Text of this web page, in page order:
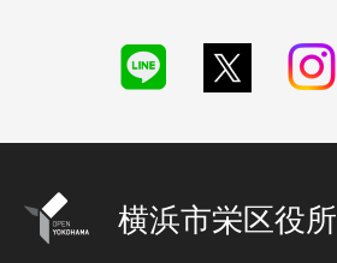
横浜市栄区役所